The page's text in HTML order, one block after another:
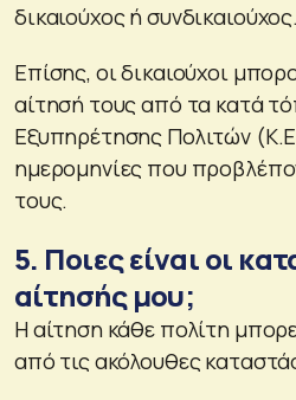
δικαιούχος ή συνδικαιούχος.
Επίσης, οι δικαιούχοι
αίτησή τους από τα κατά
Εξυπηρέτησης Πολιτών
ημερομηνίες που
τους.
5. Ποιες είναι οι
αίτησής μου;
Η αίτηση κάθε πολίτη
από τις ακόλουθες